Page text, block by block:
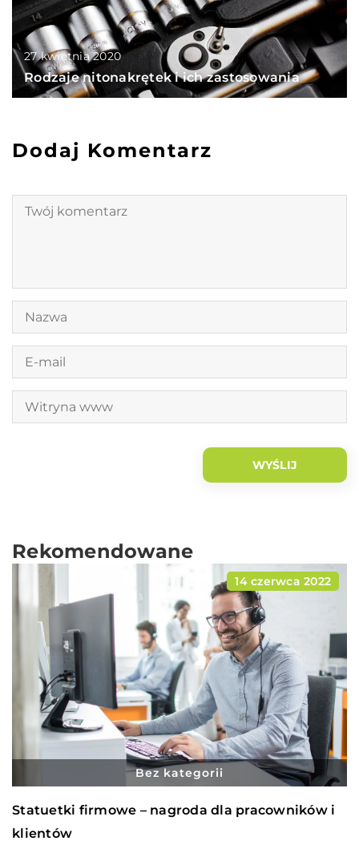
27 kwietnia 2020
Rodzaje nitonakrętek i ich zastosowania
Dodaj Komentarz
Rekomendowane
14 czerwca 2022
Bez kategorii
Statuetki firmowe – nagroda dla pracowników i
klientów